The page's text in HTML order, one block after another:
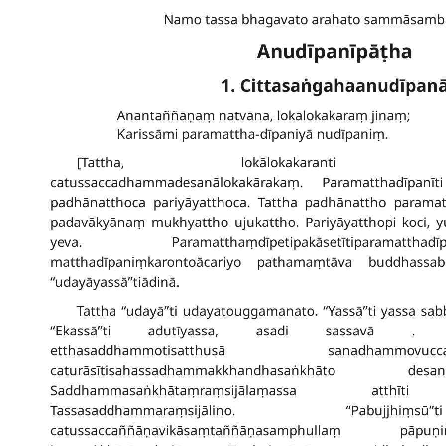
Namo tassa bhagavato arahato
Anudīpanīpāṭha
1.
Anantaññāṇaṃ natvāna, lokālokakaraṃ jinaṃ;
Karissāmi paramattha-dīpaniyā nudīpaniṃ.
[Tattha, lokālokakaranti
catussaccadhammadesanālokakārakaṃ.
padhānatthoca pariyāyatthoca. Tattha padhānattho
padavākyānaṃ mukhyattho ujukattho. Pariyāyatthopi koci,
yeva.
matthadīpaniṃkarontoācariyo pathamaṃtāva
‘‘udayāyassā’’tiādinā.
Tattha ‘‘udayā’’ti udayatouggamanato. ‘‘Yassā’’ti yassa
‘‘Ekassā’’ti adutīyassa, asadi sassavā .
etthasaddhammotisatthusā
caturāsītisahassadhammakkhandhasaṅkhāto
Saddhammasaṅkhātaṃraṃsijālaṃassa atthīti
Tassasaddhammaraṃsijālino.
catussaccaññāṇavikāsaṃtaññāṇasamphullaṃ